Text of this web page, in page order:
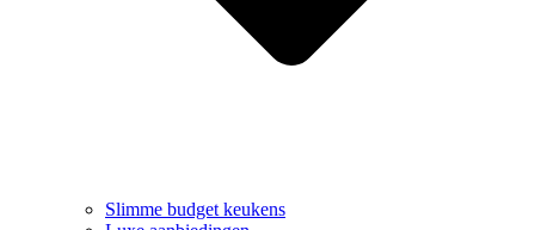
Slimme budget keukens